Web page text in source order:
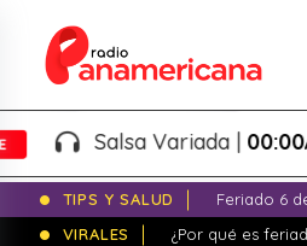
Salsa Variada |
TIPS Y SALUD
Feriado 6
VIRALES
¿Por qué es